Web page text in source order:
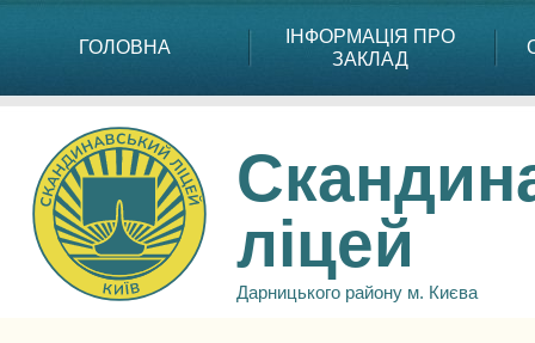
ГОЛОВНА
ІНФОРМАЦІЯ ПРО
ЗАКЛАД
ліцей
Дарницького району м. Києва